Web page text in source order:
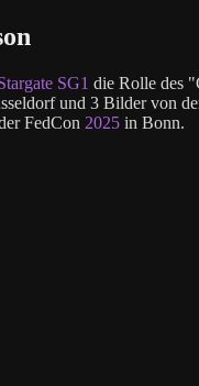
SG1 die Rolle des
und 3 Bilder von
FedCon 2025 in Bonn.